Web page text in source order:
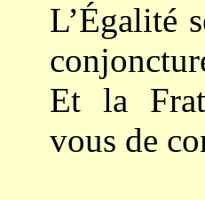
L’Égalité
Et la
vous de